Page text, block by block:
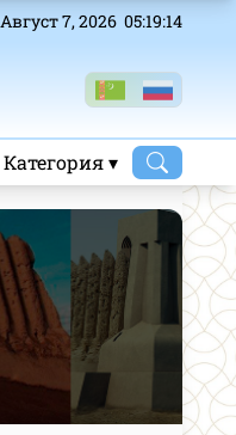
Август 7, 2026 05:19:15
Категория ▾